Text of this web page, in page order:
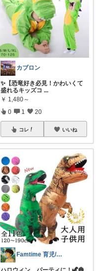
カブロン
✨【恐竜好き必見！かわいくて
盛れるキッズコ ...
￥ 1,480～
0 1 20
コレ いいね
Famtime 育児/健康/恐竜/